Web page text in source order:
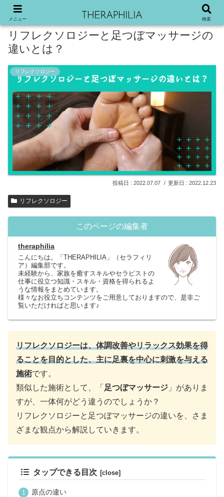
リフレクソロジーと足つぼマッサージの
違いとは？
リフレクソロジー
2022.07.07 2022.12.23
リフレクソロジー
このページの編集者
theraphilia
こんにちは。「THERAPHILIA」（セラフィリ
ア）編集部です。
未経験から、家族を癒すスキルやセラピストの
仕事に役立つ知識・スキル・資格を得られるよ
うな情報をまとめています。
様々なお役立ちコンテンツをご用意しておりますので、是非ご
覧いただければと思います♪
リフレクソロジーは、体調改善やリラックス効果を得
ることを目的とした、主に足裏を中心に刺激を与える
施術です。
類似した施術として、「 足つぼマッサージ 」がありま
すが、一体何がどう違うのでしょうか？
リフレクソロジーと足つぼマッサージの違いを、さま
ざまな観点から解説していきます。
タップできる目次
原点の違い
メニュー 検索